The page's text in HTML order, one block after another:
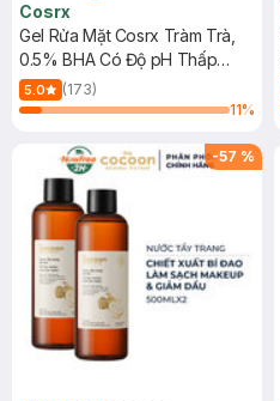
Cosrx
Gel Rửa Mặt Cosrx Tràm Trà,
0.5% BHA Có Độ pH Thấp
150ml
5.0
(173)
11%
-57 %